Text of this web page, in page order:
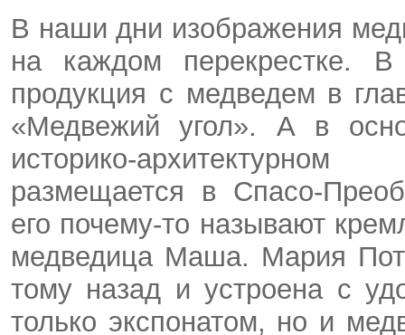
В наши дни изображения
на каждом перекрестке. В
продукция с медведем в
«Медвежий угол». А в
историко-
размещается в Спасо-
его почему-то называют
медведица Маша. Мария
тому назад и устроена с
только экспонатом, но и